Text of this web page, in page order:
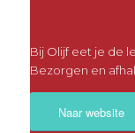
Bij Olijf eet je de
Bezorgen en
Naar website